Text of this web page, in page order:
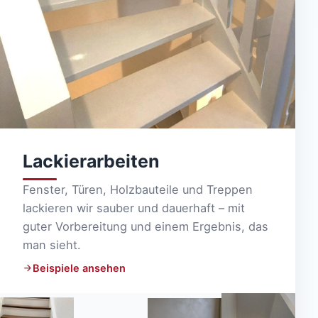
Lackierarbeiten
Fenster, Türen, Holzbauteile und Treppen
lackieren wir sauber und dauerhaft – mit
guter Vorbereitung und einem Ergebnis, das
man sieht.
Beispiele ansehen